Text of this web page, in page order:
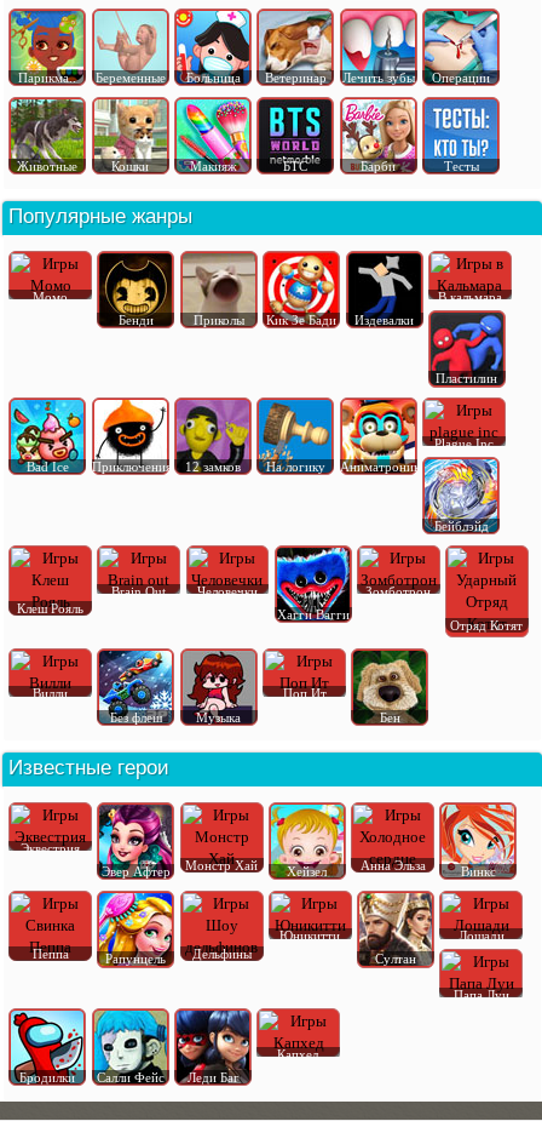
Парикма.. Беременные Больница Ветеринар Лечить зубы Операции
Животные Кошки Макияж БТС Барби Тесты
Популярные жанры
Момо
Бенди
Приколы Кик Зе Бади Издевалки
В кальмара
Пластилин
Bad Ice Приключения 12 замков На логику Аниматроник
Plague Inc
Бейблэйд
Клеш Рояль
Brain Out
Человечки
Хагги Вагги
Зомботрон
Отряд Котят
Вилли
Без флеш
Музыка
Поп Ит
Бен
Известные герои
Эквестрия
Эвер Афтер
Монстр Хай Хейзел Анна Эльза Винкс
Пеппа Рапунцель Дельфины
Юникитти
Султан
Лошади
Папа Луи
Бродилки Салли Фейс Леди Баг
Капхед